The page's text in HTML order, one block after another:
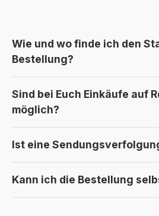
Wie und wo finde ich den
Bestellung?
Sind bei Euch Einkäufe auf
möglich?
Ist eine
Kann ich die Bestellung